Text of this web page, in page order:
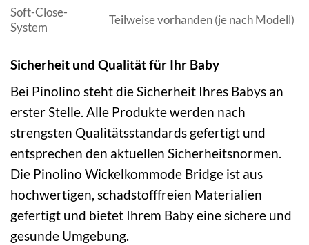
Soft-Close-
System
Teilweise vorhanden (je nach Modell)
Sicherheit und Qualität für Ihr Baby
Bei Pinolino steht die Sicherheit Ihres Babys an
erster Stelle. Alle Produkte werden nach
strengsten Qualitätsstandards gefertigt und
entsprechen den aktuellen Sicherheitsnormen.
Die Pinolino Wickelkommode Bridge ist aus
hochwertigen, schadstofffreien Materialien
gefertigt und bietet Ihrem Baby eine sichere und
gesunde Umgebung.